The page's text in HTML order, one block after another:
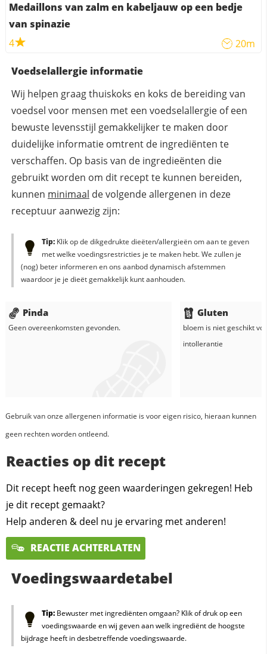
Medaillons van zalm en kabeljauw op een bedje
van spinazie
4
20m
Voedselallergie informatie
Wij helpen graag thuiskoks en koks de bereiding van
voedsel voor mensen met een voedselallergie of een
bewuste levensstijl gemakkelijker te maken door
duidelijke informatie omtrent de ingrediënten te
verschaffen. Op basis van de ingredieënten die
gebruikt worden om dit recept te kunnen bereiden,
kunnen minimaal de volgende allergenen in deze
receptuur aanwezig zijn:
Tip:Klik op de dikgedrukte dieëten/allergieën om aan te geven
met welke voedingsrestricties je te maken hebt. We zullen je
(nog) beter informeren en ons aanbod dynamisch afstemmen
waardoor je je dieët gemakkelijk kunt aanhouden.
Pinda
Geen overeenkomsten gevonden.
Gluten
bloemis niet geschikt
intollerantie
Gebruik van onze allergenen informatie is voor eigen risico, hieraan kunnen
geen rechten worden ontleend.
Reacties op dit recept
Dit recept heeft nog geen waarderingen gekregen! Heb
je dit recept gemaakt?
Help anderen & deel nu je ervaring met anderen!
REACTIE ACHTERLATEN
Voedingswaardetabel
Tip:Bewuster met ingrediënten omgaan? Klik of druk op een
voedingswaarde en wij geven aan welk ingrediënt de hoogste
bijdrage heeft in desbetreffende voedingswaarde.